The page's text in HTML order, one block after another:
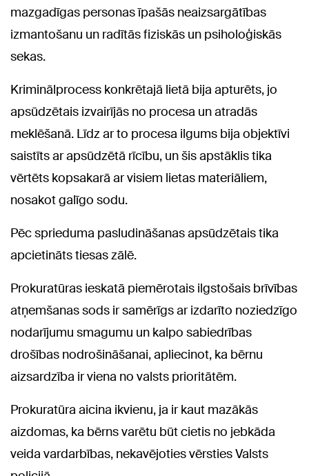
mazgadīgas personas īpašās neaizsargātības
izmantošanu un radītās fiziskās un psiholoģiskās
sekas.
Kriminālprocess konkrētajā lietā bija apturēts, jo
apsūdzētais izvairījās no procesa un atradās
meklēšanā. Līdz ar to procesa ilgums bija objektīvi
saistīts ar apsūdzētā rīcību, un šis apstāklis tika
vērtēts kopsakarā ar visiem lietas materiāliem,
nosakot galīgo sodu.
Pēc sprieduma pasludināšanas apsūdzētais tika
apcietināts tiesas zālē.
Prokuratūras ieskatā piemērotais ilgstošais brīvības
atņemšanas sods ir samērīgs ar izdarīto noziedzīgo
nodarījumu smagumu un kalpo sabiedrības
drošības nodrošināšanai, apliecinot, ka bērnu
aizsardzība ir viena no valsts prioritātēm.
Prokuratūra aicina ikvienu, ja ir kaut mazākās
aizdomas, ka bērns varētu būt cietis no jebkāda
veida vardarbības, nekavējoties vērsties Valsts